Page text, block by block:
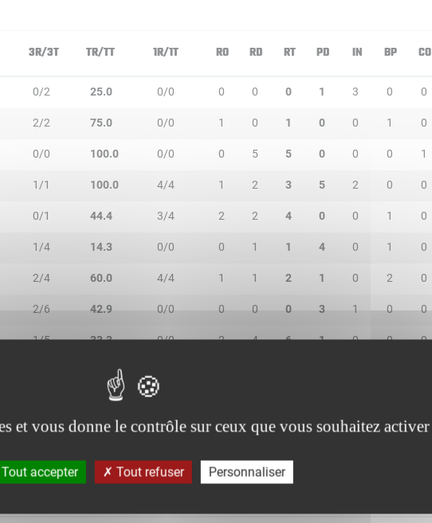
3R/3T TR/TT 1R/1T RO RD RT PD IN BP CO
0/2 25.0 0/0 0 0 0 1 3 0 0
2/2 75.0 0/0 1 0 1 0 0 1 0
0/0 100.0 0/0 0 5 5 0 0 0 1
1/1 100.0 4/4 1 2 3 5 2 0 0
0/1 44.4 3/4 2 2 4 0 0 1 0
1/4 14.3 0/0 0 1 1 4 0 1 0
2/4 60.0 4/4 1 1 2 1 0 2 0
2/6 42.9 0/0 0 0 0 3 1 0 0
1/5 33.3 0/0 2 4 6 1 0 0 0
et vous donne le contrôle sur ceux que vous souhaitez activer
Tout accepter Tout refuser Personnaliser